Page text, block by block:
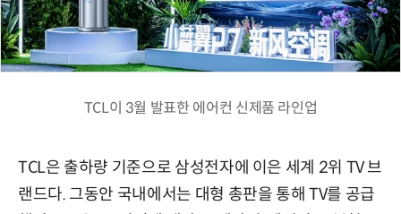
TCL이 3월 발표한 에어컨 신제품 라인업
TCL은 출하량 기준으로 삼성전자에 이은 세계 2위 TV 브
랜드다. 그동안 국내에서는 대형 총판을 통해 TV를 공급